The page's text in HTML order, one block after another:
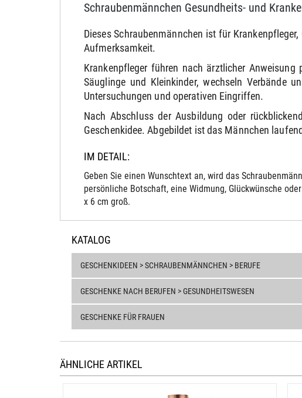
Schraubenmännchen Gesundheits- und
Dieses Schraubenmännchen ist für
Aufmerksamkeit.
Krankenpfleger führen nach ärztlicher
Säuglinge und Kleinkinder, wechseln Verbände
Untersuchungen und operativen Eingriffen.
Nach Abschluss der Ausbildung oder
Geschenkidee. Abgebildet ist das Männchen
IM DETAIL:
Geben Sie einen Wunschtext an, wird das
persönliche Botschaft, eine Widmung, Glückwünsche
x 6 cm groß.
KATALOG
GESCHENKIDEEN > SCHRAUBENMÄNNCHEN > BERUFE
GESCHENKE NACH BERUFEN > GESUNDHEITSWESEN
GESCHENKE FÜR FRAUEN
ÄHNLICHE ARTIKEL